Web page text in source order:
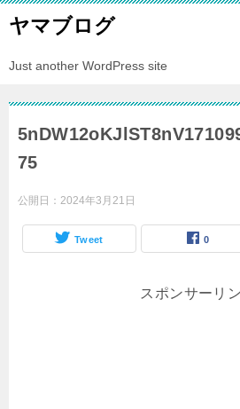
ヤマブログ
Just another WordPress site
75
公開日： 2024年3月21日
Tweet 0
スポンサーリ